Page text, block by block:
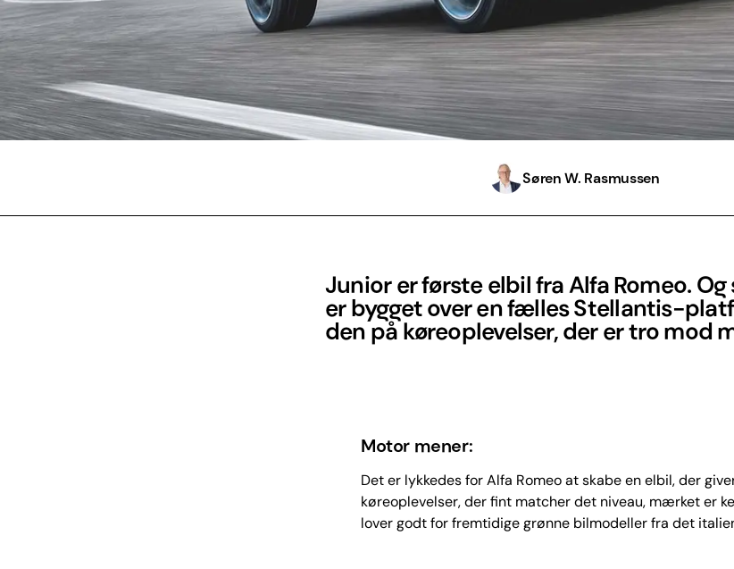
Søren W. Rasmussen
Junior er første elbil fra Alfa Romeo.
er bygget over en fælles Stellantis-
den på køreoplevelser, der er tro mod
Motor mener:
Det er lykkedes for Alfa Romeo at skabe en elbil, der
køreoplevelser, der fint matcher det niveau, mærket er
lover godt for fremtidige grønne bilmodeller fra det